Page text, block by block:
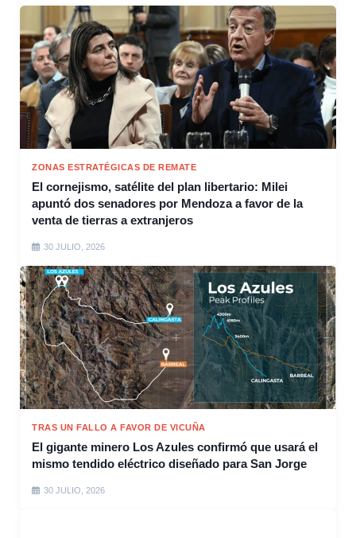
ZONAS ESTRATÉGICAS DE REMATE
El cornejismo, satélite del plan libertario: Milei
apuntó dos senadores por Mendoza a favor de la
venta de tierras a extranjeros
30 JULIO, 2026
TRAS UN FALLO A FAVOR DE VICUÑA
El gigante minero Los Azules confirmó que usará el
mismo tendido eléctrico diseñado para San Jorge
30 JULIO, 2026